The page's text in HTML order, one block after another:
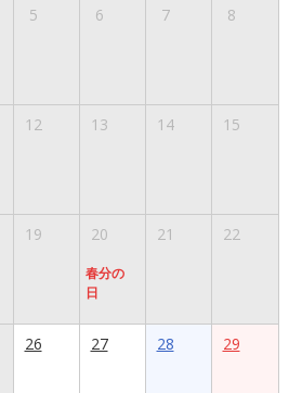
5 6 7 8
12 13 14 15
19 20
春分の
日
21 22
26 27 28 29